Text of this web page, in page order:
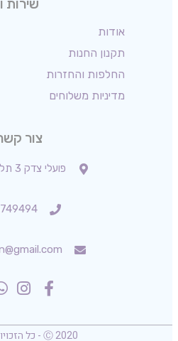
שירות
אודות
תקנון החנות
החלפות והחזרות
מדיניות משלוחים
צור
פועלי צדק 3 תלפיות ירושלים
Ⓒ 2020 - כל הזכויות שמורות